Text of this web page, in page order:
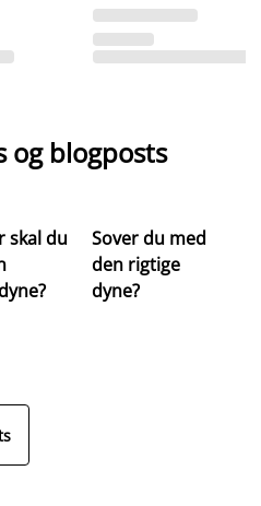
og blogposts
skal du
Sover du med
den rigtige
dyne?